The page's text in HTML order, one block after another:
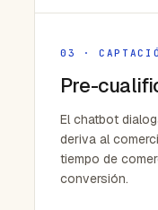
03 ·
Pre-
El chatbot
deriva al
tiempo de
conversión.